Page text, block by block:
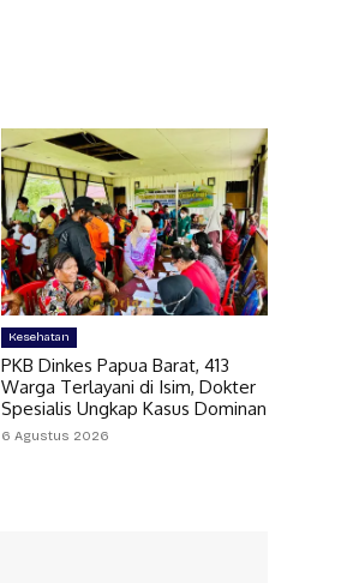
Kesehatan
PKB Dinkes Papua Barat, 413
Warga Terlayani di Isim, Dokter
Spesialis Ungkap Kasus Dominan
6 Agustus 2026